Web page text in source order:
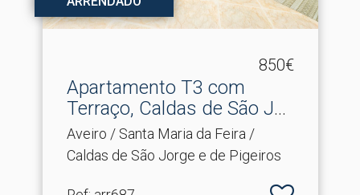
850€
Apartamento T3 com
Terraço, Caldas de São Jor.​
..
Aveiro / Santa Maria da Feira /
Caldas de São Jorge e de Pigeiros